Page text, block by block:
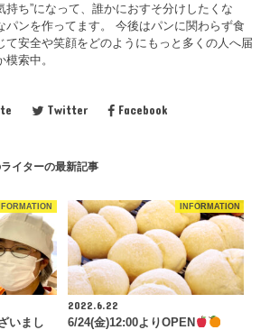
持ち”になって、誰かにおすそ分けしたくな
パンを作ってます。 今後はパンに関わらず食
て安全や笑顔をどのようにもっと多くの人へ届
模索中。
Twitter Facebook
イターの最新記事
いまし
INFORMATION
2022.6.22
6/24(金)12:00よりOPEN